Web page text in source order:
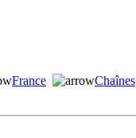
France Chaînes